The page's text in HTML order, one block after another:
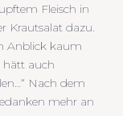
Fleisch in
Krautsalat dazu.
Anblick kaum
hätt auch
Nach dem
mehr an